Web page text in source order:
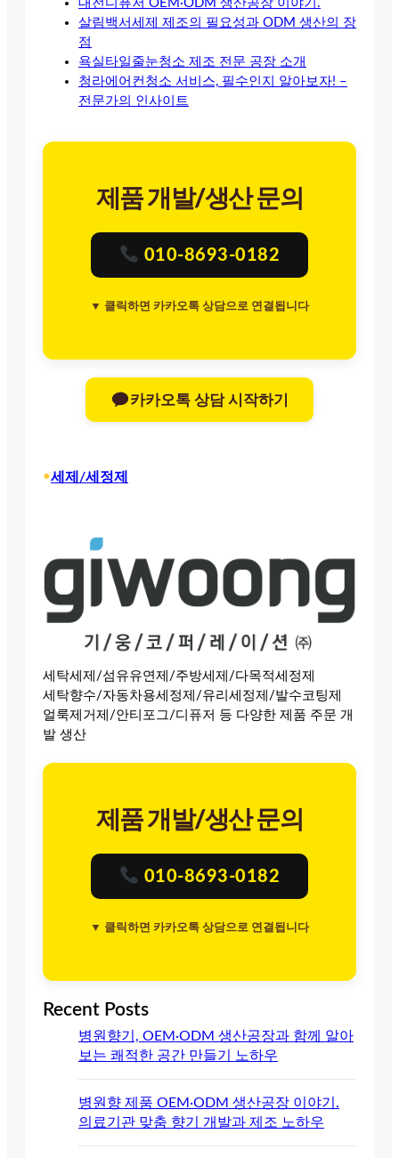
대전디퓨저 OEM·ODM 생산공장 이야기.
살림백서세제 제조의 필요성과 ODM 생산의 장
점
욕실타일줄눈청소 제조 전문 공장 소개
청라에어컨청소 서비스, 필수인지 알아보자! –
전문가의 인사이트
제품 개발/생산 문의
010-8693-0182
▼ 클릭하면 카카오톡 상담으로 연결됩니다
카카오톡 상담 시작하기
•세제/세정제
세탁세제/섬유유연제/주방세제/다목적세정제
세탁향수/자동차용세정제/유리세정제/발수코팅제
얼룩제거제/안티포그/디퓨저 등 다양한 제품 주문 개
발 생산
제품 개발/생산 문의
010-8693-0182
▼ 클릭하면 카카오톡 상담으로 연결됩니다
Recent Posts
병원향기, OEM·ODM 생산공장과 함께 알아
보는 쾌적한 공간 만들기 노하우
병원향 제품 OEM·ODM 생산공장 이야기.
의료기관 맞춤 향기 개발과 제조 노하우